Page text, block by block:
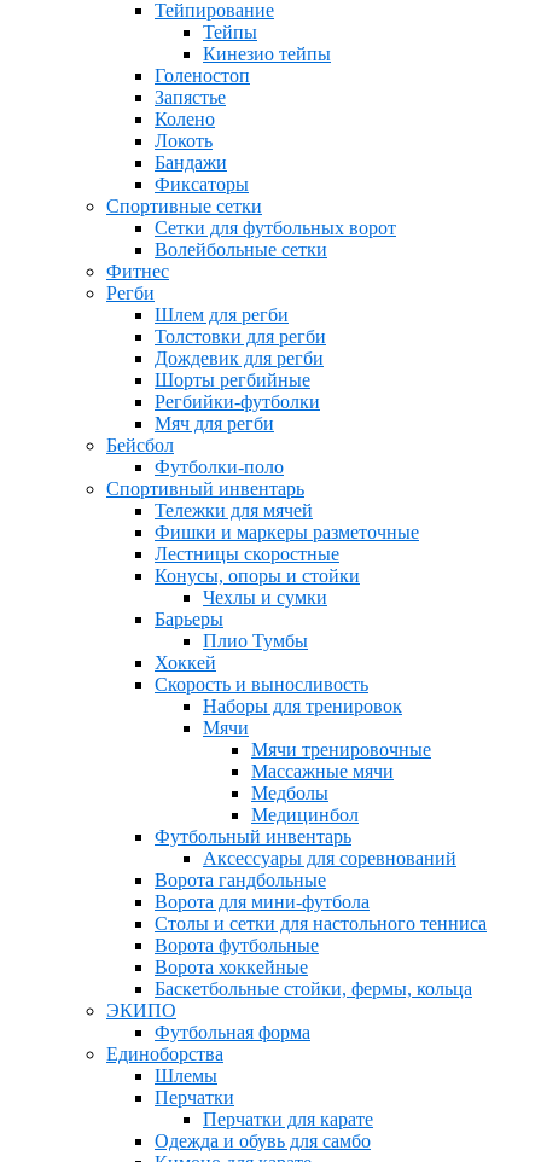
Тейпирование
Тейпы
Кинезио тейпы
Голеностоп
Запястье
Колено
Локоть
Бандажи
Фиксаторы
Спортивные сетки
Сетки для футбольных ворот
Волейбольные сетки
Фитнес
Регби
Шлем для регби
Толстовки для регби
Дождевик для регби
Шорты регбийные
Регбийки-футболки
Мяч для регби
Бейсбол
Футболки-поло
Спортивный инвентарь
Тележки для мячей
Фишки и маркеры разметочные
Лестницы скоростные
Конусы, опоры и стойки
Чехлы и сумки
Барьеры
Плио Тумбы
Хоккей
Скорость и выносливость
Наборы для тренировок
Мячи
Мячи тренировочные
Массажные мячи
Медболы
Медицинбол
Футбольный инвентарь
Аксессуары для соревнований
Ворота гандбольные
Ворота для мини-футбола
Столы и сетки для настольного тенниса
Ворота футбольные
Ворота хоккейные
Баскетбольные стойки, фермы, кольца
ЭКИПО
Футбольная форма
Единоборства
Шлемы
Перчатки
Перчатки для карате
Одежда и обувь для самбо